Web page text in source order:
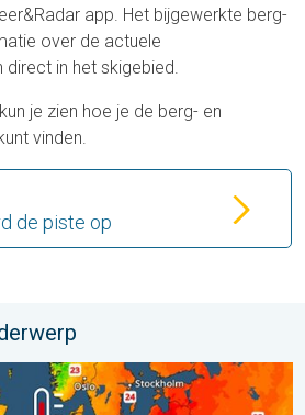
app. Het bijgewerkte berg-
over de actuele
in het skigebied.
je zien hoe je de berg- en
vinden.
de piste op
warm. Tot 30 graden. . .